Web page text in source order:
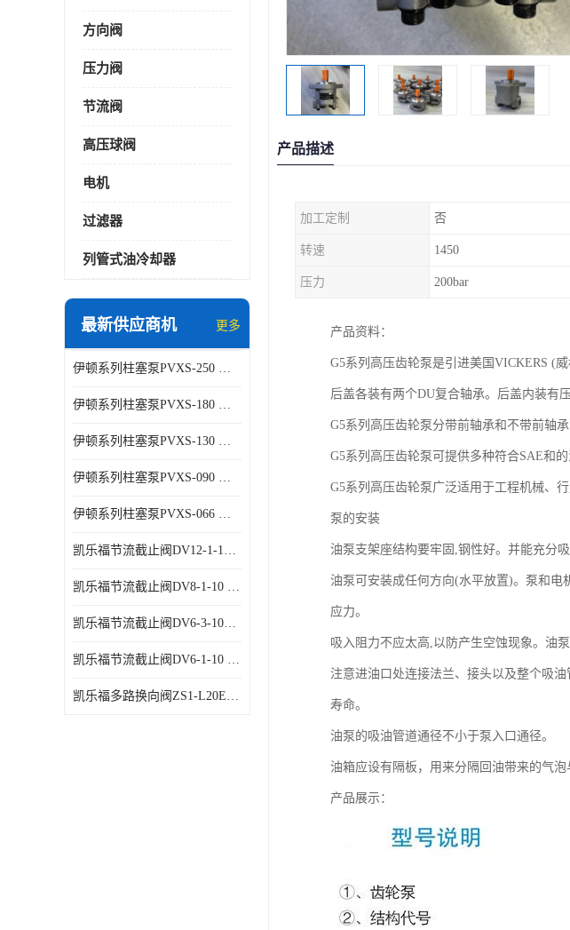
方向阀
压力阀
节流阀
高压球阀
电机
过滤器
列管式油冷却器
最新供应商机 更多
伊顿系列柱塞泵PVXS-250 钢铁厂液压系统增压油泵
伊顿系列柱塞泵PVXS-180 钢铁厂液压系统增压油泵
伊顿系列柱塞泵PVXS-130 钢铁厂液压系统增压油泵
伊顿系列柱塞泵PVXS-090 钢铁厂液压系统增压油泵
伊顿系列柱塞泵PVXS-066 钢铁厂液压系统增压油泵
凯乐福节流截止阀DV12-1-10 液压站节流阀
凯乐福节流截止阀DV8-1-10 液压站节流阀
凯乐福节流截止阀DV6-3-10液压站节流阀
凯乐福节流截止阀DV6-1-10 液压站节流阀
凯乐福多路换向阀ZS1-L20E-OT多路阀厂家
产品描述
加工定制 否
转速 1450
压力 200bar
产品资料：
G5系列高压齿轮泵是引进美国VICKERS (
后盖各装有两个DU复合轴承。后盖内装有
G5系列高压齿轮泵分带前轴承和不带前轴
G5系列高压齿轮泵可提供多种符合SAE和
G5系列高压齿轮泵广泛适用于工程机械、
泵的安装
油泵支架座结构要牢固,钢性好。并能充分吸
油泵可安装成任何方向(水平放置)。泵和电
应力。
吸入阻力不应太高,以防产生空蚀现象。油
注意进油口处连接法兰、接头以及整个吸
寿命。
油泵的吸油管道通径不小于泵入口通径。
油箱应设有隔板，用来分隔回油带来的气
产品展示：